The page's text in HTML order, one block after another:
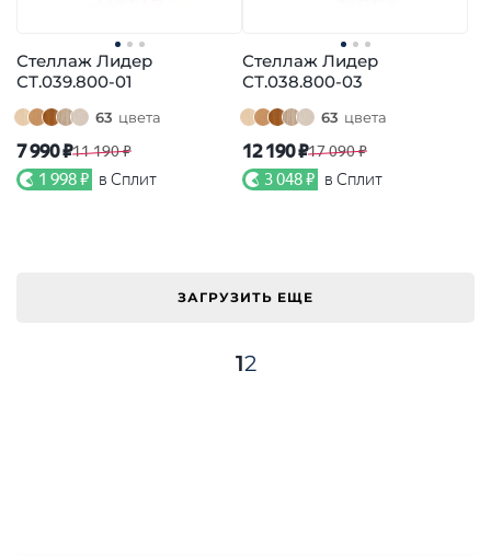
Стеллаж Лидер
СТ.039.800-01
63 цвета
7 990 ₽11 190 ₽
1 998 ₽ в Сплит
Стеллаж Лидер
СТ.038.800-03
63 цвета
12 190 ₽17 090 ₽
3 048 ₽ в Сплит
ЗАГРУЗИТЬ ЕЩЕ
12